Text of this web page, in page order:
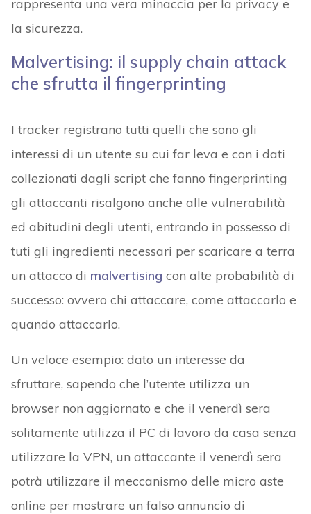
rappresenta una vera minaccia per la privacy e
la sicurezza.
Malvertising: il supply chain attack
che sfrutta il fingerprinting
I tracker registrano tutti quelli che sono gli
interessi di un utente su cui far leva e con i dati
collezionati dagli script che fanno fingerprinting
gli attaccanti risalgono anche alle vulnerabilità
ed abitudini degli utenti, entrando in possesso di
tuti gli ingredienti necessari per scaricare a terra
un attacco di malvertising con alte probabilità di
successo: ovvero chi attaccare, come attaccarlo e
quando attaccarlo.
Un veloce esempio: dato un interesse da
sfruttare, sapendo che l’utente utilizza un
browser non aggiornato e che il venerdì sera
solitamente utilizza il PC di lavoro da casa senza
utilizzare la VPN, un attaccante il venerdì sera
potrà utilizzare il meccanismo delle micro aste
online per mostrare un falso annuncio di